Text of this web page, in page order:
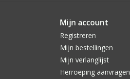
Mijn account
Registreren
Mijn bestellingen
Mijn verlanglijst
Herroeping aanvragen